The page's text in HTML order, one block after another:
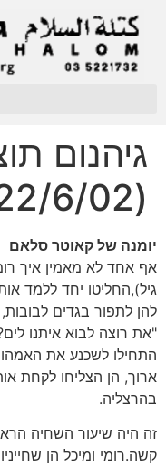
גיהנום
(22/6/02)
יומנה של קאוטר סלאם
אף אחד לא מאמין איך
גיל),החליטו יחד ללמד
להן לתפור בגדים
"את רוצה לבוא איתנו
התחילו לשכנע את
ארוך, הן הצליחו לקחת
בהרצליה.
זה היה שיעור השחיה
קשה.רומי ומיכל הן